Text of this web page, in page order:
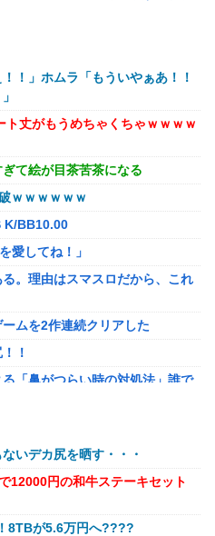
って2球団を即クビ→SNS更新が3
費税1%になったらその分商品
芸人さん(63)、晒されたLINEが
ｗ(画像ｱﾘ)
上するｗｗｗｗ
公表「大腸癌になってしまいま
ステージ4です」
ティアが二次も即完売なの大人
だが
たネタビルドで床舐めしまくる
いな寒い奴
簿』で好きな死体ランキング１
おいち！「きーん」ってする
、ののはとあゆゆでコラボ！
！」ホムラ「もういやぁあ！！
ト丈がもうめちゃくちゃｗｗｗｗ
て絵が目茶苦茶になる
ｗｗｗｗｗｗ
K/BB10.00
愛してね！」
。理由はスマスロだから、これ
ームを2作連続クリアした
！
る「鼻がつらい時の対処法」誰で
ワイルズ』はDLSS込みで最大
が難しい？ E5甲はウイニングラ
なら皆吹雪初期艦なんだろうか
いデカ尻を晒す・・・
12000円の和牛ステーキセット
8TBが5.6万円へ????